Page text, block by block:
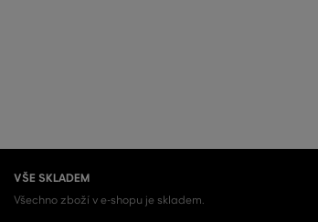
VŠE SKLADEM
Všechno zboží v e-shopu je skladem.